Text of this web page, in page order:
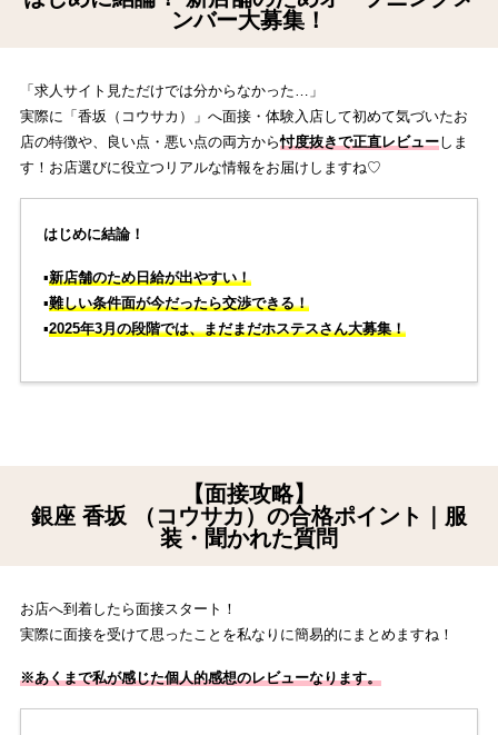
ンバー大募集！
「求人サイト見ただけでは分からなかった…」
実際に「香坂（コウサカ）」へ面接・体験入店して初めて気づいたお
店の特徴や、良い点・悪い点の両方から忖度抜きで正直レビューしま
す！お店選びに役立つリアルな情報をお届けしますね♡
はじめに結論！
▪️新店舗のため日給が出やすい！
▪️難しい条件面が今だったら交渉できる！
▪️2025年3月の段階では、まだまだホステスさん大募集！
【面接攻略】
銀座 香坂 （コウサカ）の合格ポイント｜服
装・聞かれた質問
お店へ到着したら面接スタート！
実際に面接を受けて思ったことを私なりに簡易的にまとめますね！
※あくまで私が感じた個人的感想のレビューなります。